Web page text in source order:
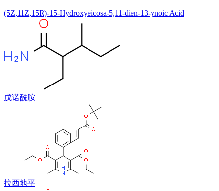
(5Z,11Z,15R)-15-Hydroxyeicosa-5,11-dien-13-ynoic Acid
戊诺酰胺
拉西地平